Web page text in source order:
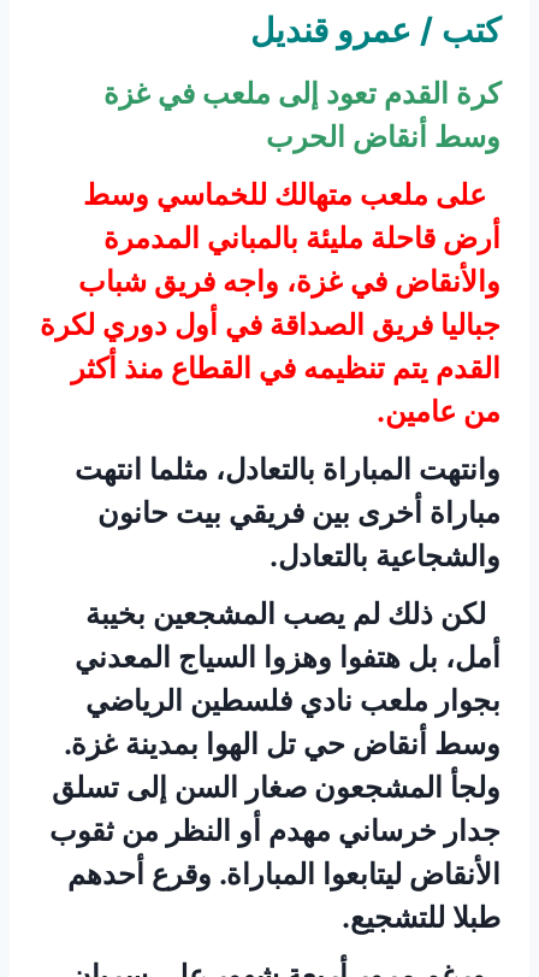
كتب / عمرو قنديل
كرة القدم تعود إلى ملعب في غزة
وسط أنقاض الحرب
على ملعب متهالك للخماسي وسط
أرض قاحلة مليئة بالمباني المدمرة
والأنقاض في غزة، واجه فريق شباب
جباليا فريق الصداقة في أول دوري لكرة
القدم يتم تنظيمه في القطاع منذ أكثر
من عامين.
وانتهت المباراة بالتعادل، مثلما انتهت
مباراة أخرى بين فريقي بيت حانون
والشجاعية بالتعادل.
لكن ذلك لم يصب المشجعين بخيبة
أمل، بل هتفوا وهزوا السياج المعدني
بجوار ملعب نادي فلسطين الرياضي
وسط أنقاض حي تل الهوا بمدينة غزة.
ولجأ المشجعون صغار السن إلى تسلق
جدار خرساني مهدم أو النظر من ثقوب
الأنقاض ليتابعوا المباراة. وقرع أحدهم
طبلا للتشجيع.